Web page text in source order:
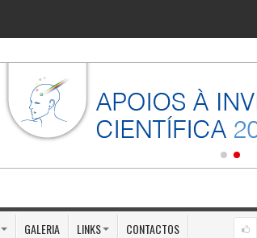
GALERIA LINKS CONTACTOS